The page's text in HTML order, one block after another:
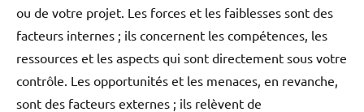
ou de votre projet. Les forces et les faiblesses sont des
facteurs internes ; ils concernent les compétences, les
ressources et les aspects qui sont directement sous votre
contrôle. Les opportunités et les menaces, en revanche,
sont des facteurs externes ; ils relèvent de